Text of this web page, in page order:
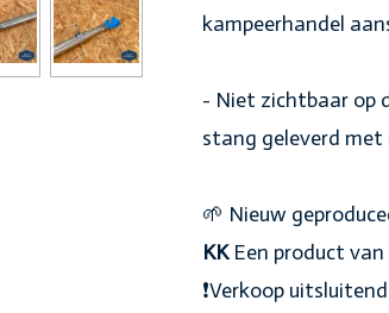
kampeerhandel
- Niet zichtbaar op
stang geleverd met
🌱 Nieuw
KKEen product
❗️Verkoop